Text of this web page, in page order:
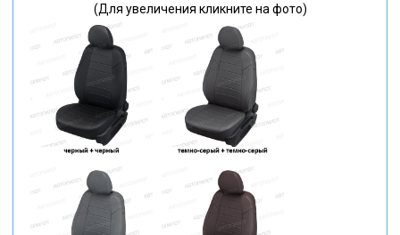
(Для увеличения кликните на фото)